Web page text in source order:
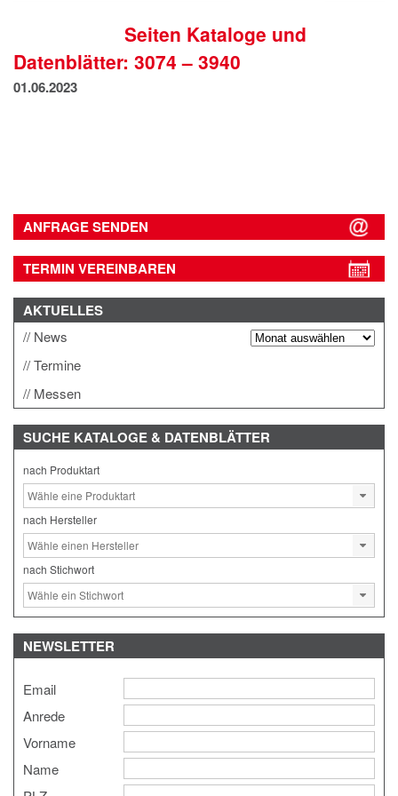
DATENSCHUTZSeiten Kataloge und
Datenblätter: 3074 – 3940
01.06.2023
ANFRAGE SENDEN
TERMIN VEREINBAREN
AKTUELLES
News
Termine
Messen
SUCHE KATALOGE & DATENBLÄTTER
nach Produktart
nach Hersteller
nach Stichwort
NEWSLETTER
Email
Anrede
Vorname
Name